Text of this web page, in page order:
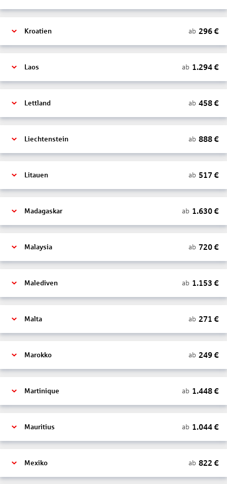
Kroatien ab 296€
Laos ab 1.294€
Lettland ab 458€
Liechtenstein ab 888€
Litauen ab 517 €
Madagaskar ab 1.630€
Malaysia ab 720€
Malediven ab 1.153 €
Malta ab 271 €
Marokko ab 249€
Martinique ab 1.448€
Mauritius ab 1.044€
Mexiko ab 822 €